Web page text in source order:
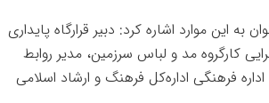
این موارد اشاره کرد: دبیر قرارگاه پایداری
کارگروه مد و لباس سرزمین، مدیر روابط
فرهنگی اداره‌کل فرهنگ و ارشاد اسلامی